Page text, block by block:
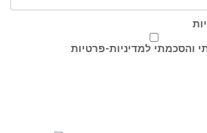
והסכמתי למדיניות-פרטיות